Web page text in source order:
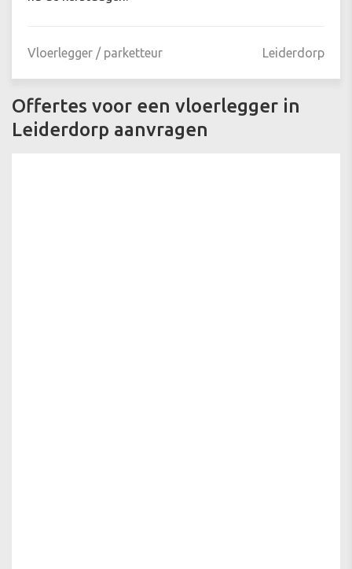
Vloerlegger / parketteur Leiderdorp
Offertes voor een vloerlegger in
Leiderdorp aanvragen